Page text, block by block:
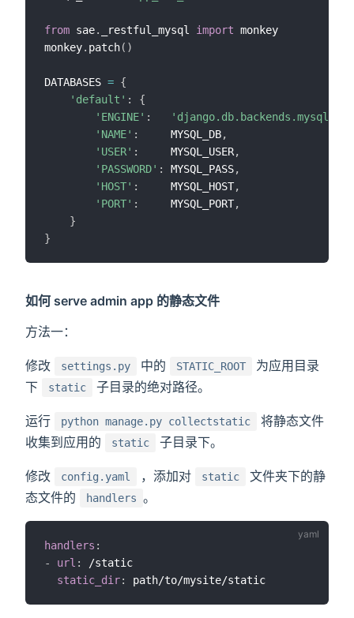
from sae. _restful_mysql import monkey
monkey. patch( )
DATABASES = {
'default' :
{
'ENGINE' : 'django.db.backends.mysql'
'NAME' :
     MYSQL_DB
,
'USER' :
     MYSQL_USER
,
'PASSWORD' : MYSQL_PASS,
'HOST' :
     MYSQL_HOST
,
'PORT' :
     MYSQL_PORT
,
}
}
如何 serve admin app 的静态文件
方法一：
修改 settings.py 中的 STATIC_ROOT
为应用目录
下
static 子目录的绝对路径。
运行 python manage.py collectstatic
将静态文件
收集到应用的
static 子目录下。
修改 config.yaml ，添加对 static
文件夹下的静
态文件的
handlers 。
handlers :
-
url :
/static
static_dir: